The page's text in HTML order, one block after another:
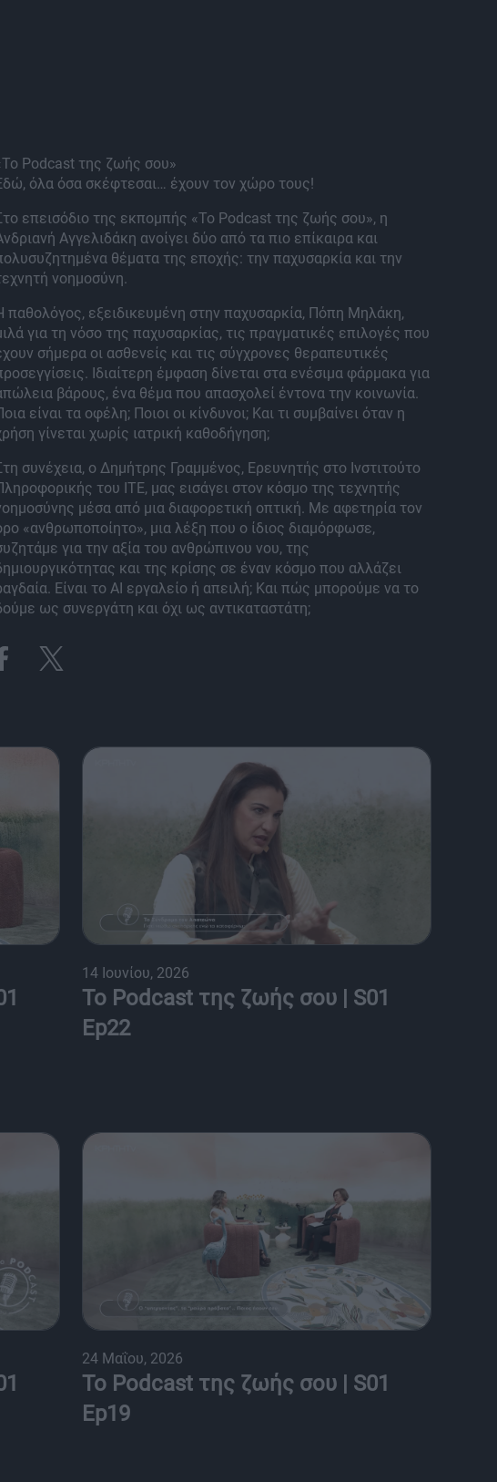
Podcast της ζωής σου»
όλα όσα σκέφτεσαι… έχουν τον χώρο τους!
επεισόδιο της εκπομπής «Το Podcast της ζωής σου», η
Αγγελιδάκη ανοίγει δύο από τα πιο επίκαιρα και
θέματα της εποχής: την παχυσαρκία και την
νοημοσύνη.
παθολόγος, εξειδικευμένη στην παχυσαρκία, Πόπη Μηλάκη,
για τη νόσο της παχυσαρκίας, τις πραγματικές επιλογές που
σήμερα οι ασθενείς και τις σύγχρονες θεραπευτικές
Ιδιαίτερη έμφαση δίνεται στα ενέσιμα φάρμακα για
βάρους, ένα θέμα που απασχολεί έντονα την κοινωνία.
είναι τα οφέλη; Ποιοι οι κίνδυνοι; Και τι συμβαίνει όταν η
γίνεται χωρίς ιατρική καθοδήγηση;
συνέχεια, ο Δημήτρης Γραμμένος, Ερευνητής στο Ινστιτούτο
του ΙΤΕ, μας εισάγει στον κόσμο της τεχνητής
μέσα από μια διαφορετική οπτική. Με αφετηρία τον
«ανθρωποποίητο», μια λέξη που ο ίδιος διαμόρφωσε,
για την αξία του ανθρώπινου νου, της
και της κρίσης σε έναν κόσμο που αλλάζει
Είναι το AI εργαλείο ή απειλή; Και πώς μπορούμε να το
ως συνεργάτη και όχι ως αντικαταστάτη;
14 Ιουνίου, 2026
Το Podcast της ζωής σου | S01
Ep22
24 Μαΐου, 2026
Το Podcast της ζωής σου | S01
Ep19